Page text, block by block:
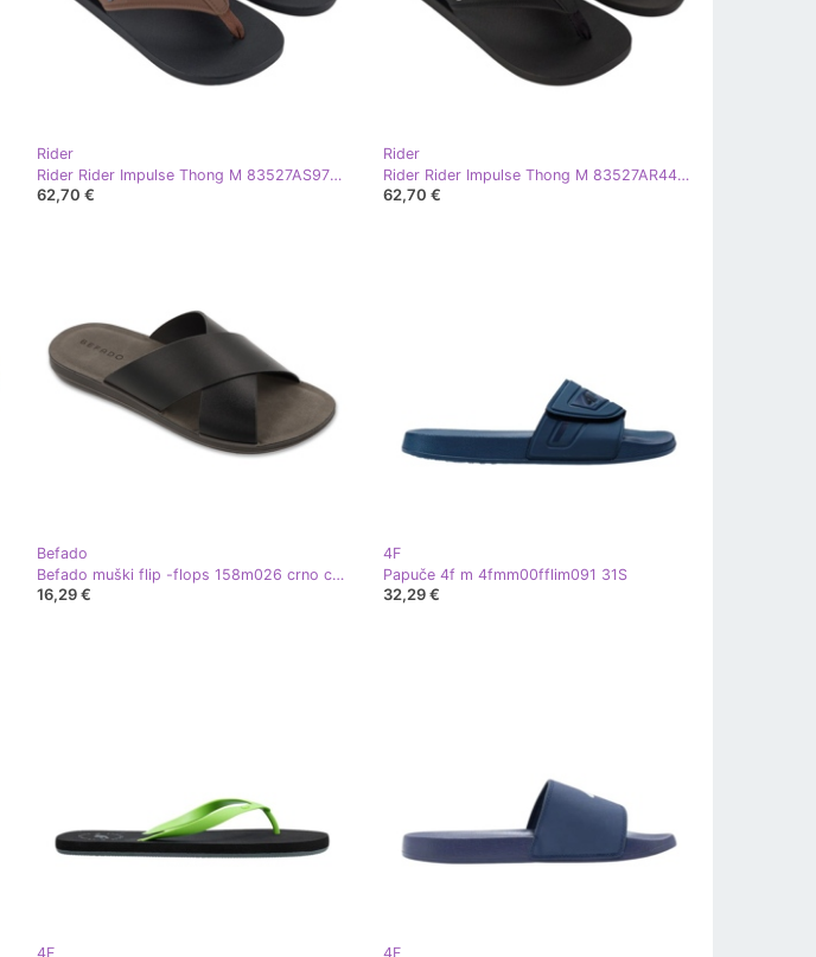
Rider
Rider Rider Impulse Thong M 83527AS979 smeđa
62,70 €
Rider
Rider Rider Impulse Thong M 83527AR447 crna
62,70 €
Befado
Befado muški flip -flops 158m026 crno crna
16,29 €
4F
Papuče 4f m 4fmm00fflim091 31S
32,29 €
4F
4F